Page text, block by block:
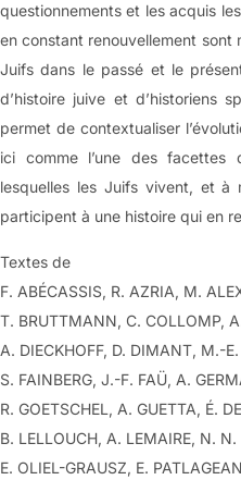
questionnements et les acquis
en constant renouvellement sont
Juifs dans le passé et le
d’histoire juive et d’historiens
permet de contextualiser
ici comme l’une des facettes
lesquelles les Juifs vivent, et à
participent à une histoire qui en
Textes de
F. ABÉCASSIS, R. AZRIA, M.
T. BRUTTMANN, C. COLLOMP,
A. DIECKHOFF, D. DIMANT, M.-E.
S. FAINBERG, J.-F. FAÜ, A.
R. GOETSCHEL, A. GUETTA, É.
B. LELLOUCH, A. LEMAIRE, N.
E. OLIEL-GRAUSZ, E.